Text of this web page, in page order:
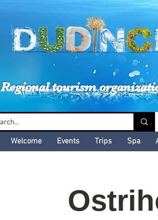
Regional tourism
Welcome Events Trips Spa